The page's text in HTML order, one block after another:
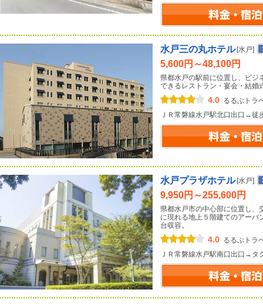
水戸三の丸ホテル [水戸]
5,600円～48,100円
県都水戸の駅前に位置し、ビジ
できるレストラン・宴会・結婚
4.0 るるぶトラ
ＪＲ常磐線水戸駅北口出口→徒
水戸プラザホテル [水戸]
9,950円～255,600円
県都水戸市の中心部に位置し、
に現れる地上５階建てのアーバ
台収容。
4.0 るるぶトラ
ＪＲ常磐線水戸駅南口出口→タ